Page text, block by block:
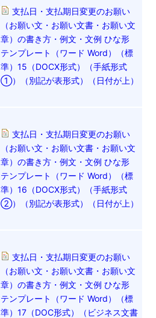
支払日・支払期日変更のお願い
（お願い文・お願い文書・お願い文
章）の書き方・例文・文例 ひな形
テンプレート（ワード Word）（標
準）15（DOCX形式）（手紙形式
①）（別記が表形式）（日付が上）
支払日・支払期日変更のお願い
（お願い文・お願い文書・お願い文
章）の書き方・例文・文例 ひな形
テンプレート（ワード Word）（標
準）16（DOCX形式）（手紙形式
②）（別記が表形式）（日付が上）
支払日・支払期日変更のお願い
（お願い文・お願い文書・お願い文
章）の書き方・例文・文例 ひな形
テンプレート（ワード Word）（標
準）17（DOC形式）（ビジネス文書